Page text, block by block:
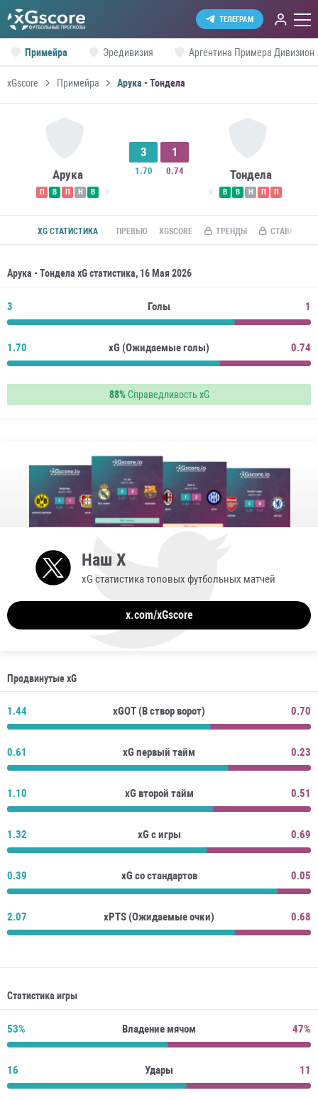
ТЕЛЕГРАМ
Примейра Эредивизия Аргентина Примера Дивизион
xGscore Примейра Арука - Тондела
Арука
П В П Н В
3
1.70
1
0.74 Тондела
В В Н П П
XG СТАТИСТИКА ПРЕВЬЮ XGSCORE ТРЕНДЫ СТАВКИ ПО
Арука - Тондела xG статистика, 16 Мая 2026
3 Голы 1
1.70 xG (Ожидаемые голы) 0.74
88%Справедливость xG
Наш X
xG статистика топовых футбольных матчей
x.com/xGscore
Продвинутые xG
1.44 xGOT (В створ ворот) 0.70
0.61 xG первый тайм 0.23
1.10 xG второй тайм 0.51
1.32 xG с игры 0.69
0.39 xG со стандартов 0.05
2.07 xPTS (Ожидаемые очки) 0.68
Статистика игры
53% Владение мячом 47%
16 Удары 11